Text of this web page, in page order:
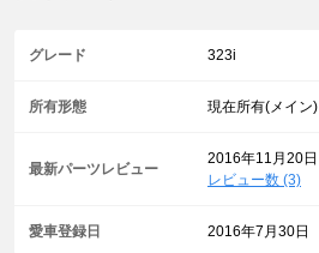
グレード 323i
所有形態 現在所有(メイン)
最新パーツレビュー
2016年11月20日
レビュー数 (3)
愛車登録日 2016年7月30日